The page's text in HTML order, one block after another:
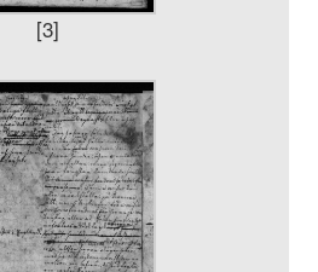
[3]